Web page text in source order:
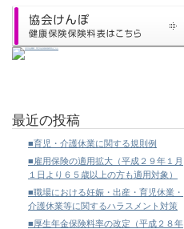
最近の投稿
■育児・介護休業に関する規則例
■雇用保険の適用拡大（平成２９年１月
１日より６５歳以上の方も適用対象）
■職場における妊娠・出産・育児休業・
介護休業等に関するハラスメント対策
■厚生年金保険料率の改定（平成２８年